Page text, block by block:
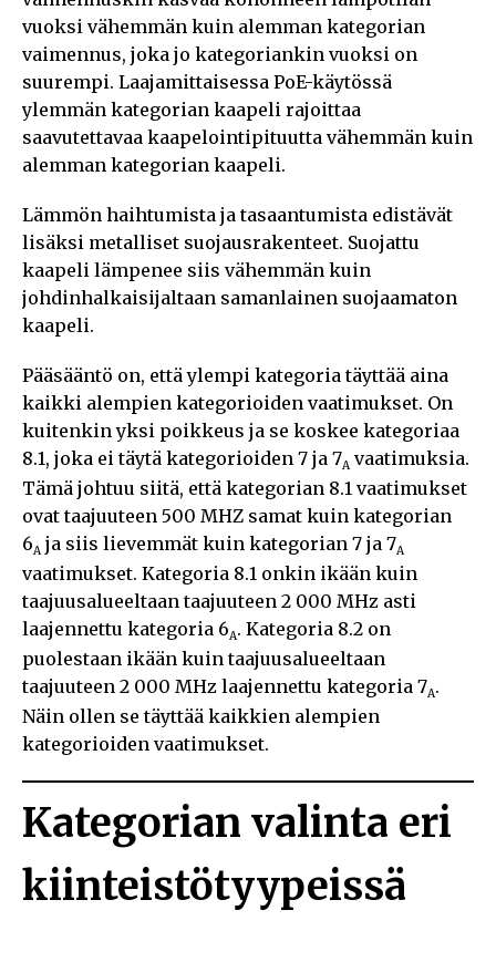
vuoksi vähemmän kuin alemman kategorian
vaimennus, joka jo kategoriankin vuoksi on
suurempi. Laajamittaisessa PoE-käytössä
ylemmän kategorian kaapeli rajoittaa
saavutettavaa kaapelointipituutta vähemmän kuin
alemman kategorian kaapeli.
Lämmön haihtumista ja tasaantumista edistävät
lisäksi metalliset suojausrakenteet. Suojattu
kaapeli lämpenee siis vähemmän kuin
johdinhalkaisijaltaan samanlainen suojaamaton
kaapeli.
Pääsääntö on, että ylempi kategoria täyttää aina
kaikki alempien kategorioiden vaatimukset. On
kuitenkin yksi poikkeus ja se koskee kategoriaa
8.1, joka ei täytä kategorioiden 7 ja 7A vaatimuksia.
Tämä johtuu siitä, että kategorian 8.1 vaatimukset
ovat taajuuteen 500 MHZ samat kuin kategorian
6A ja siis lievemmät kuin kategorian 7 ja 7A
vaatimukset. Kategoria 8.1 onkin ikään kuin
taajuusalueeltaan taajuuteen 2 000 MHz asti
laajennettu kategoria 6A. Kategoria 8.2 on
puolestaan ikään kuin taajuusalueeltaan
taajuuteen 2 000 MHz laajennettu kategoria 7A.
Näin ollen se täyttää kaikkien alempien
kategorioiden vaatimukset.
Kategorian valinta eri
kiinteistötyypeissä